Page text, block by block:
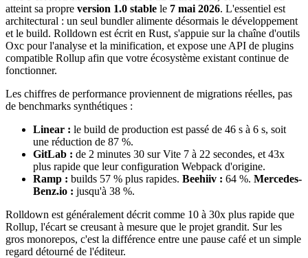
atteint sa propre version 1.0 stable le 7 mai 2026. L'essentiel est
architectural : un seul bundler alimente désormais le développement
et le build. Rolldown est écrit en Rust, s'appuie sur la chaîne d'outils
Oxc pour l'analyse et la minification, et expose une API de plugins
compatible Rollup afin que votre écosystème existant continue de
fonctionner.
Les chiffres de performance proviennent de migrations réelles, pas
de benchmarks synthétiques :
Linear : le build de production est passé de 46 s à 6 s, soit
une réduction de 87 %.
GitLab : de 2 minutes 30 sur Vite 7 à 22 secondes, et 43x
plus rapide que leur configuration Webpack d'origine.
Ramp : builds 57 % plus rapides. Beehiiv : 64 %. Mercedes-
Benz.io : jusqu'à 38 %.
Rolldown est généralement décrit comme 10 à 30x plus rapide que
Rollup, l'écart se creusant à mesure que le projet grandit. Sur les
gros monorepos, c'est la différence entre une pause café et un simple
regard détourné de l'éditeur.